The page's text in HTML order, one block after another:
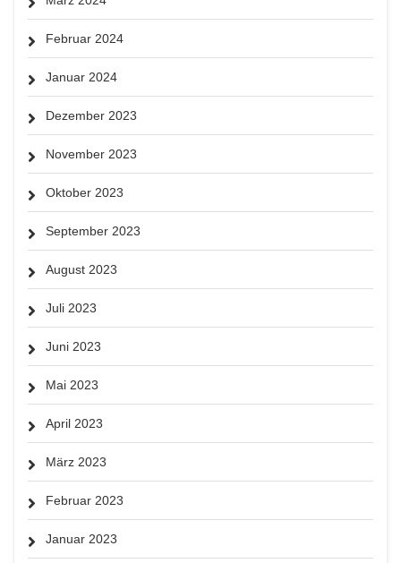
Februar 2024
Januar 2024
Dezember 2023
November 2023
Oktober 2023
September 2023
August 2023
Juli 2023
Juni 2023
Mai 2023
April 2023
März 2023
Februar 2023
Januar 2023